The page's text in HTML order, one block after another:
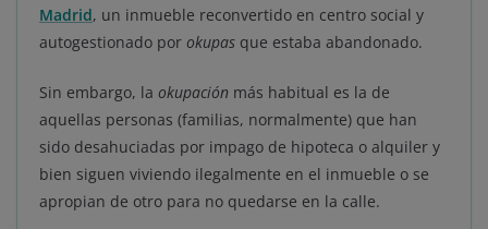
Madrid, un inmueble reconvertido en centro social y
autogestionado por okupas que estaba abandonado.
Sin embargo, la okupación más habitual es la de
aquellas personas (familias, normalmente) que han
sido desahuciadas por impago de hipoteca o alquiler y
bien siguen viviendo ilegalmente en el inmueble o se
apropian de otro para no quedarse en la calle.